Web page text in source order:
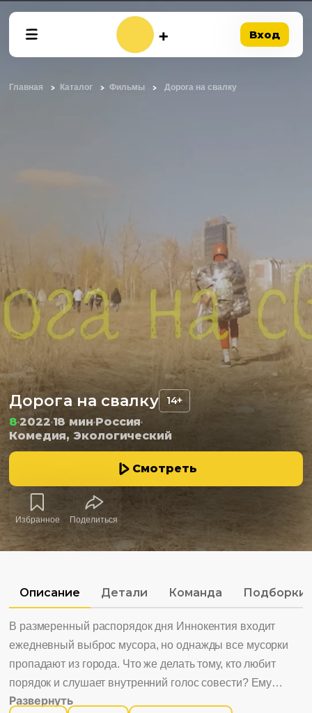
Вход
Главная Каталог Фильмы Дорога на свалку
Дорога на свалку 14+
8 202218 мин Россия
Комедия, Экологический
Смотреть
Избранное Поделиться
Описание Детали Команда Подборки
В размеренный распорядок дня Иннокентия входит
ежедневный выброс мусора, но однажды все мусорки
пропадают из города. Что же делать тому, кто любит
порядок и слушает внутренний голос совести? Ему
предстоит не просто противостоять мусорной стихии, а
Развернуть